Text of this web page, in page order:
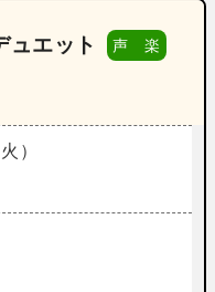
ュエット 声 楽
）